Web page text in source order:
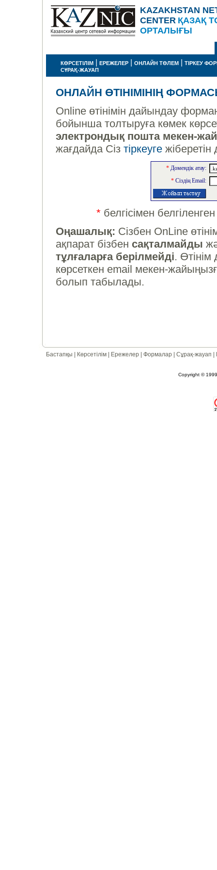
KAZAKHSTAN
CENTER ҚАЗАҚ
ОРТАЛЫҒЫ
КӨРСЕТІЛІМ ЕРЕЖЕЛЕР ОНЛАЙН ТӨЛЕМ
ТІРКЕУ
СҰРАҚ-ЖАУАП
ОНЛАЙН ӨТІНІМІНІҢ
Online өтінімін дайындау
бойынша толтыруға көмек
электрондық пошта мекен-
жағдайда Сіз тіркеуге
*Домендік атау:
*Сіздің Email:
* белгісімен
Оңашалық: Сізбен OnLine
ақпарат бізбен сақталмайды
тұлғаларға берілмейді.
көрсеткен email мекен-
болып табылады.
Бастапқы Көрсетілім Ережелер Формалар Сұрақ-жауап
Copyright ©